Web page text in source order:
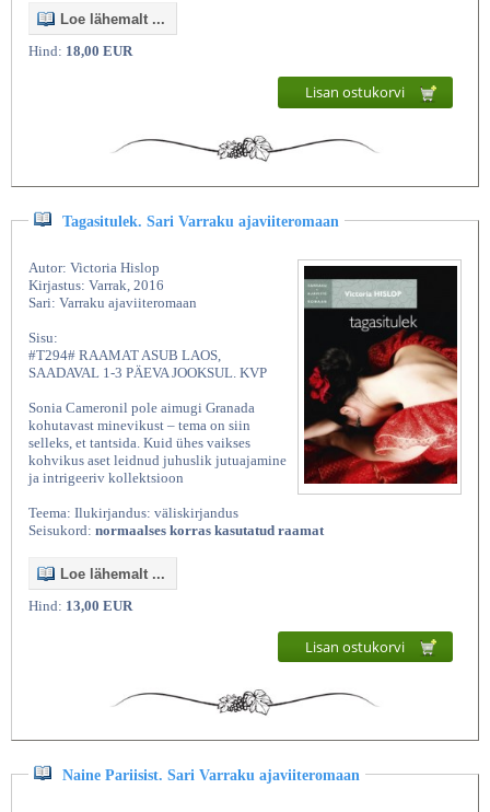
Loe lähemalt ...
Hind: 18,00 EUR
Lisan ostukorvi
Tagasitulek. Sari Varraku ajaviiteromaan
Autor: Victoria Hislop
Kirjastus: Varrak, 2016
Sari: Varraku ajaviiteromaan
Sisu:
#T294# RAAMAT ASUB LAOS,
SAADAVAL 1-3 PÄEVA JOOKSUL. KVP
Sonia Cameronil pole aimugi Granada
kohutavast minevikust – tema on siin
selleks, et tantsida. Kuid ühes vaikses
kohvikus aset leidnud juhuslik jutuajamine
ja intrigeeriv kollektsioon
Teema: Ilukirjandus: väliskirjandus
Seisukord: normaalses korras kasutatud raamat
Loe lähemalt ...
Hind: 13,00 EUR
Lisan ostukorvi
Naine Pariisist. Sari Varraku ajaviiteromaan